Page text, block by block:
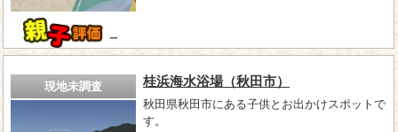
－
現地未調査 桂浜海水浴場（秋田市）
秋田県秋田市にある子供とお出かけスポットで
す。